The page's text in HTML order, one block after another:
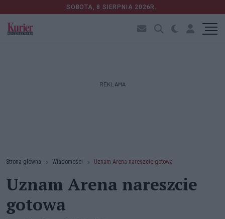
SOBOTA, 8 SIERPNIA 2026R.
REKLAMA
Strona główna Wiadomości Uznam Arena nareszcie gotowa
Uznam Arena nareszcie
gotowa